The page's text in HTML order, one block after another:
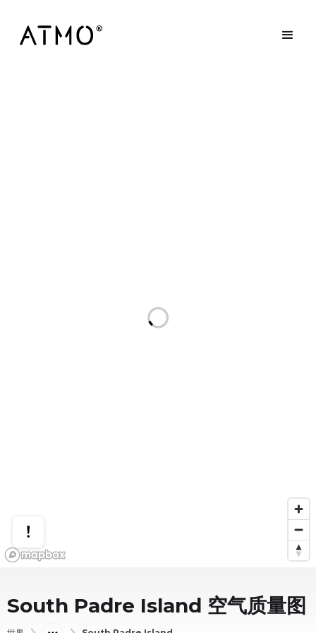
South Padre Island 空气质量图